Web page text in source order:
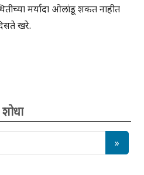
मर्यादा ओलांडू शकत नाहीत
खरे.
शोधा